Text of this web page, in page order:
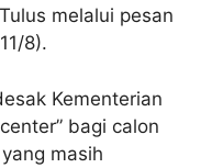
melalui pesan
8).
Kementerian
bagi calon
masih